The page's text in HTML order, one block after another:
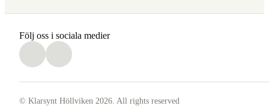
Följ oss i sociala medier
© Klarsynt Höllviken 2026. All rights reserved